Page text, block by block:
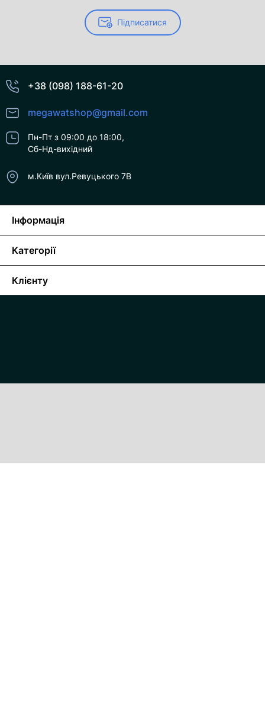
Підписатися
+38 (098) 188-61-20
megawatshop@gmail.com
Пн-Пт з 09:00 до 18:00,
Сб-Нд-вихідний
м.Київ вул.Ревуцького 7В
Інформація
Категорії
Клієнту